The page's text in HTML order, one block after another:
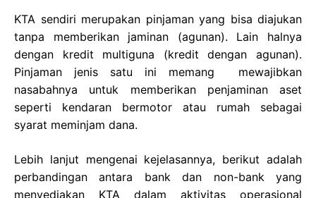
KTA sendiri merupakan pinjaman yang bisa diajukan
tanpa memberikan jaminan (agunan). Lain halnya
dengan kredit multiguna (kredit dengan agunan).
Pinjaman jenis satu ini memang mewajibkan
nasabahnya untuk memberikan penjaminan aset
seperti kendaran bermotor atau rumah sebagai
syarat meminjam dana.
Lebih lanjut mengenai kejelasannya, berikut adalah
perbandingan antara bank dan non-bank yang
menyediakan KTA dalam aktivitas operasional